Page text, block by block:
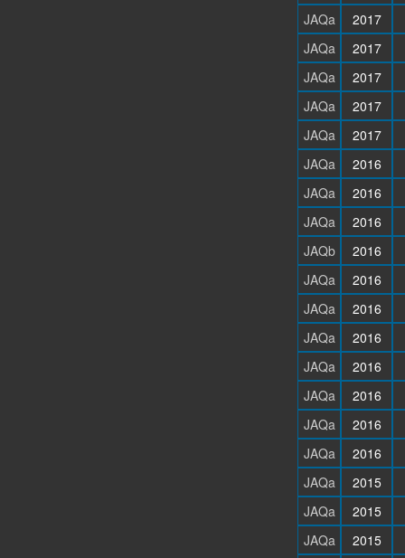
JAQa
2017
JAQa
2017
JAQa
2017
JAQa
2017
JAQa
2017
JAQa
2016
JAQa
2016
JAQa
2016
JAQb
2016
JAQa
2016
JAQa
2016
JAQa
2016
JAQa
2016
JAQa
2016
JAQa
2016
JAQa
2016
JAQa
2015
JAQa
2015
JAQa
2015